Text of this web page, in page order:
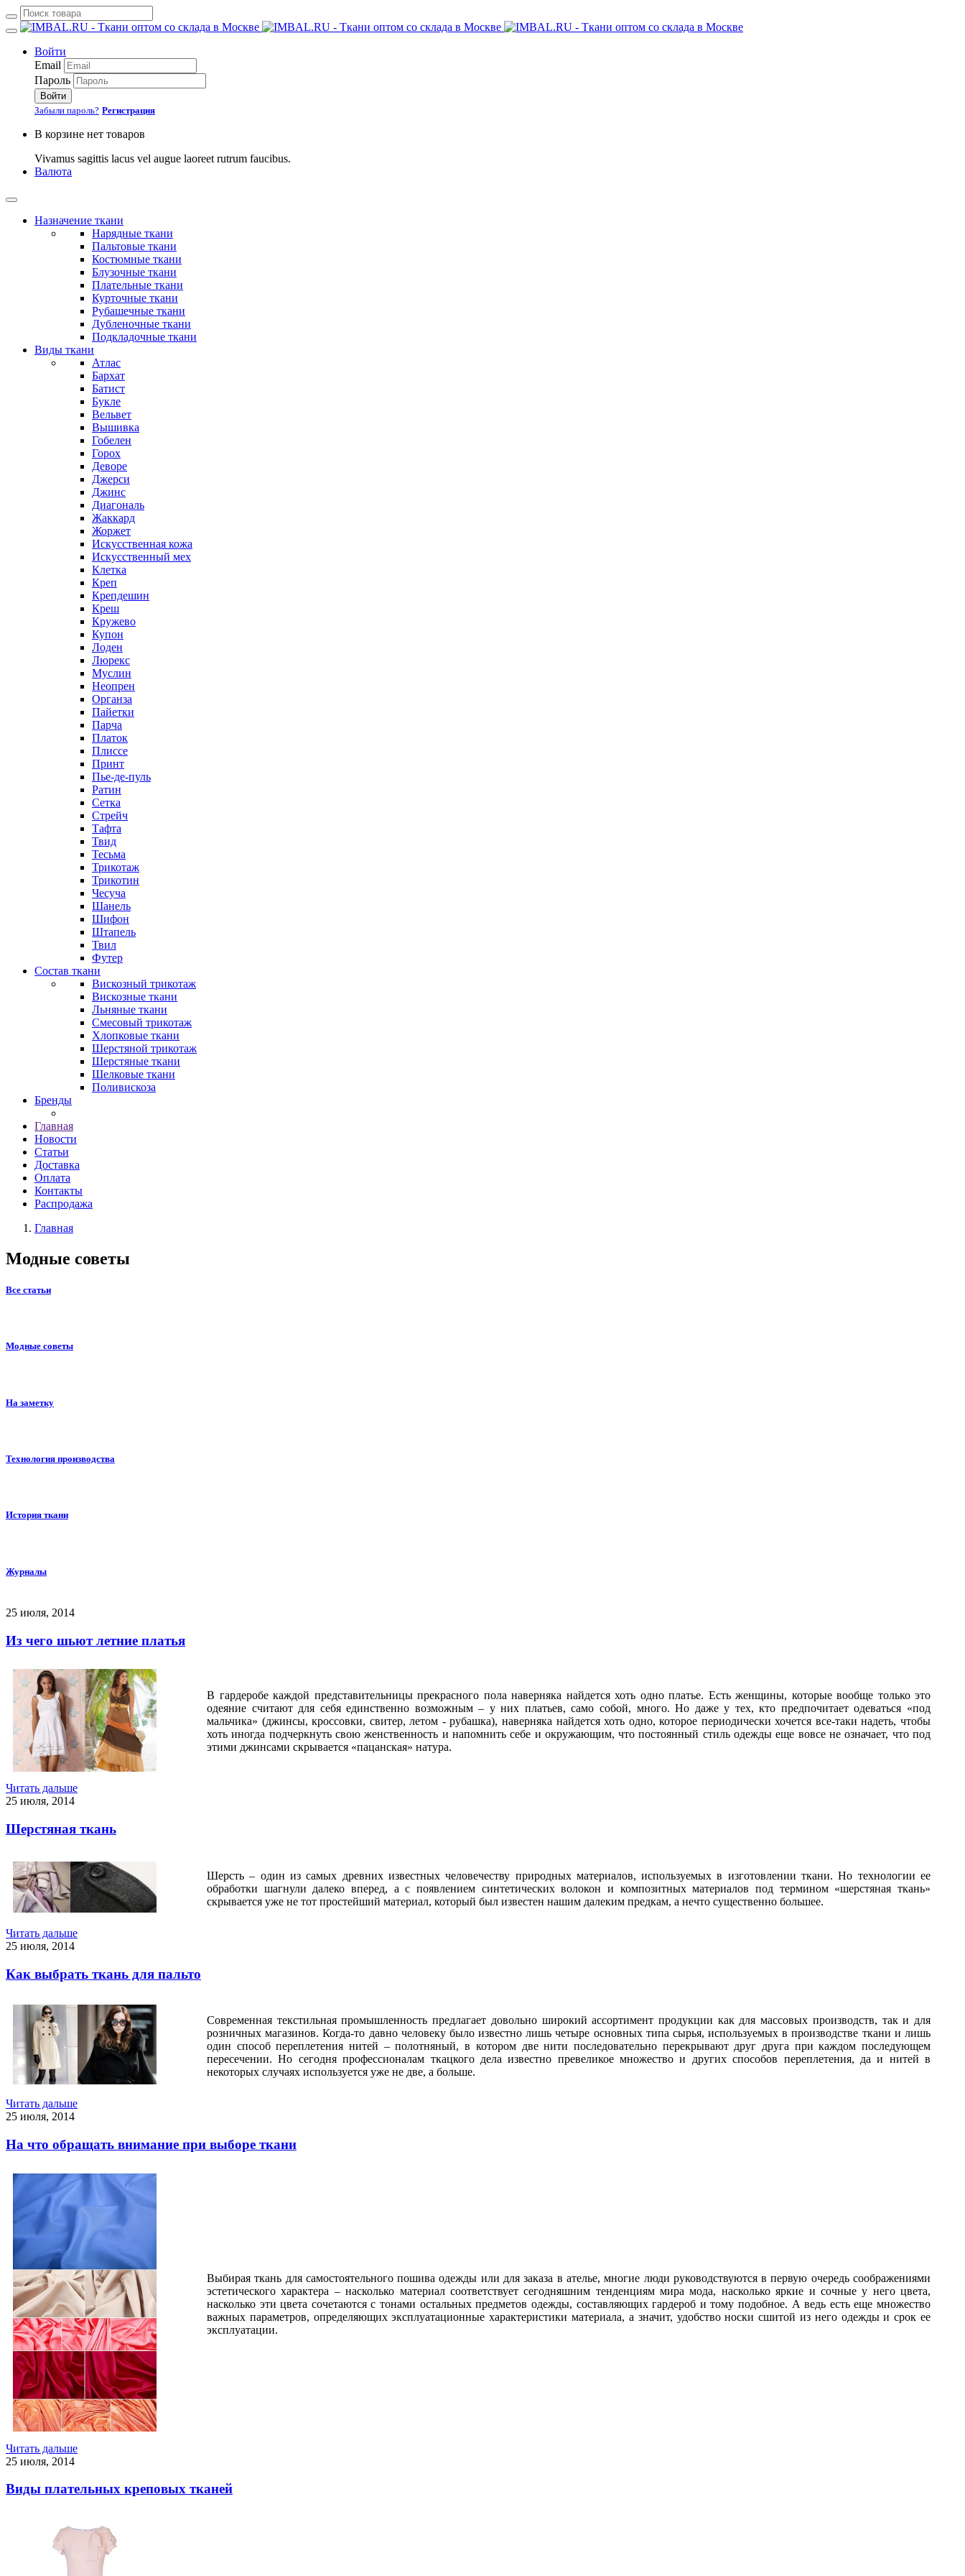
Войти
Email
Пароль
Войти
Забыли пароль? Регистрация
В корзине нет товаров
Vivamus sagittis lacus vel augue laoreet rutrum faucibus.
Валюта
Назначение ткани
Нарядные ткани
Пальтовые ткани
Костюмные ткани
Блузочные ткани
Плательные ткани
Курточные ткани
Рубашечные ткани
Дубленочные ткани
Подкладочные ткани
Виды ткани
Атлас
Бархат
Батист
Букле
Вельвет
Вышивка
Гобелен
Горох
Деворе
Джерси
Джинс
Диагональ
Жаккард
Жоржет
Искусственная кожа
Искусственный мех
Клетка
Креп
Крепдешин
Креш
Кружево
Купон
Лоден
Люрекс
Муслин
Неопрен
Органза
Пайетки
Парча
Платок
Плиссе
Принт
Пье-де-пуль
Ратин
Сетка
Стрейч
Тафта
Твид
Тесьма
Трикотаж
Трикотин
Чесуча
Шанель
Шифон
Штапель
Твил
Футер
Состав ткани
Вискозный трикотаж
Вискозные ткани
Льняные ткани
Смесовый трикотаж
Хлопковые ткани
Шерстяной трикотаж
Шерстяные ткани
Шелковые ткани
Поливискоза
Бренды
Главная
Новости
Статьи
Доставка
Оплата
Контакты
Распродажа
Главная
Модные советы
Все статьи
Модные советы
На заметку
Технология производства
История ткани
Журналы
25 июля, 2014
Из чего шьют летние платья
В гардеробе каждой представительницы прекрасного пола наверняка найдется хоть одно платье. Есть женщины, которые вообще только это
одеяние считают для себя единственно возможным – у них платьев, само собой, много. Но даже у тех, кто предпочитает одеваться «под
мальчика» (джинсы, кроссовки, свитер, летом - рубашка), наверняка найдется хоть одно, которое периодически хочется все-таки надеть, чтобы
хоть иногда подчеркнуть свою женственность и напомнить себе и окружающим, что постоянный стиль одежды еще вовсе не означает, что под
этими джинсами скрывается «пацанская» натура.
Читать дальше
25 июля, 2014
Шерстяная ткань
Шерсть – один из самых древних известных человечеству природных материалов, используемых в изготовлении ткани. Но технологии ее
обработки шагнули далеко вперед, а с появлением синтетических волокон и композитных материалов под термином «шерстяная ткань»
скрывается уже не тот простейший материал, который был известен нашим далеким предкам, а нечто существенно большее.
Читать дальше
25 июля, 2014
Как выбрать ткань для пальто
Современная текстильная промышленность предлагает довольно широкий ассортимент продукции как для массовых производств, так и для
розничных магазинов. Когда-то давно человеку было известно лишь четыре основных типа сырья, используемых в производстве ткани и лишь
один способ переплетения нитей – полотняный, в котором две нити последовательно перекрывают друг друга при каждом последующем
пересечении. Но сегодня профессионалам ткацкого дела известно превеликое множество и других способов переплетения, да и нитей в
некоторых случаях используется уже не две, а больше.
Читать дальше
25 июля, 2014
На что обращать внимание при выборе ткани
Выбирая ткань для самостоятельного пошива одежды или для заказа в ателье, многие люди руководствуются в первую очередь соображениями
эстетического характера – насколько материал соответствует сегодняшним тенденциям мира мода, насколько яркие и сочные у него цвета,
насколько эти цвета сочетаются с тонами остальных предметов одежды, составляющих гардероб и тому подобное. А ведь есть еще множество
важных параметров, определяющих эксплуатационные характеристики материала, а значит, удобство носки сшитой из него одежды и срок ее
эксплуатации.
Читать дальше
25 июля, 2014
Виды плательных креповых тканей